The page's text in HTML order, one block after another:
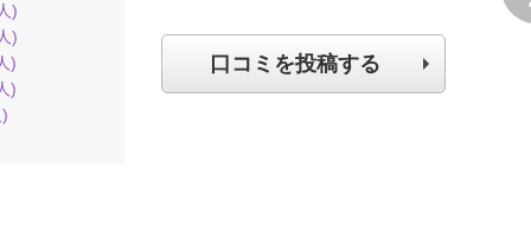
)
)
)
)
口コミを投稿する